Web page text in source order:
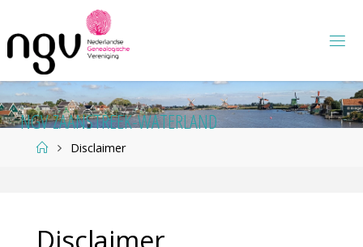
naar
de
inhoud
NGVZAANSTREEK-WATERLAND
HomeDisclaimer
Disclaimer